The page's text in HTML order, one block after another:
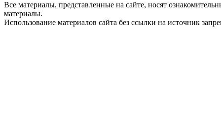
Все материалы, представленные на сайте, носят
материалы.
Использование материалов сайта без ссылки на источник